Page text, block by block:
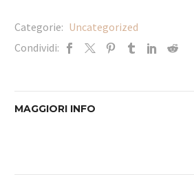
Categorie: Uncategorized
Condividi:
MAGGIORI INFO